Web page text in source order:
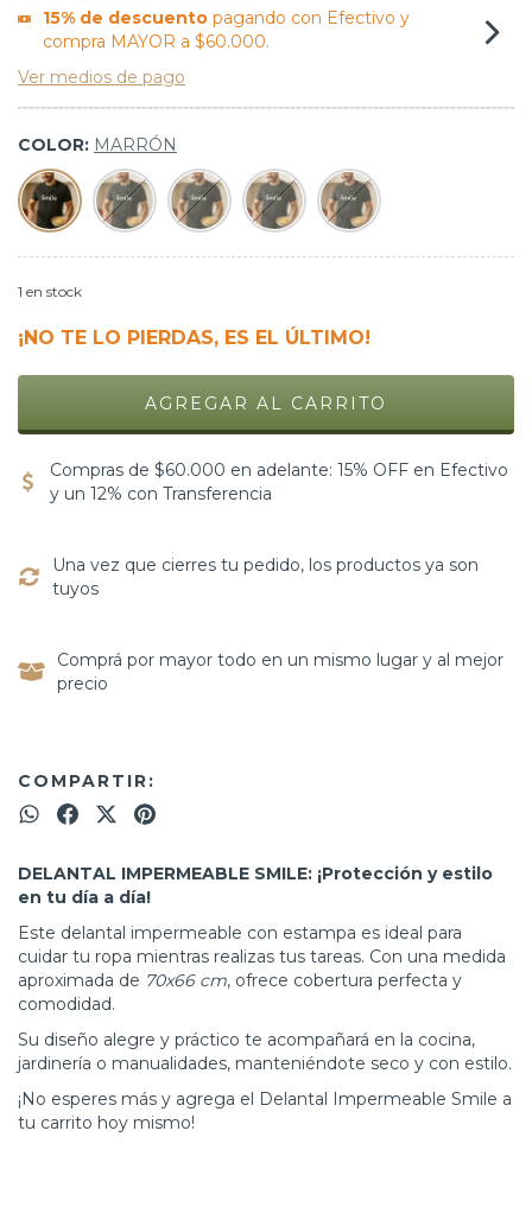
15% de descuentopagando con Efectivo y
compra MAYOR a $60.000.
Ver medios de pago
COLOR: MARRÓN
1 en stock
¡NO TE LO PIERDAS, ES EL ÚLTIMO!
Compras de $60.000 en adelante: 15% OFF en Efectivo
y un 12% con Transferencia
Una vez que cierres tu pedido, los productos ya son
tuyos
Comprá por mayor todo en un mismo lugar y al mejor
precio
COMPARTIR:
DELANTAL IMPERMEABLE SMILE: ¡Protección y estilo
en tu día a día!
Este delantal impermeable con estampa es ideal para
cuidar tu ropa mientras realizas tus tareas. Con una medida
aproximada de 70x66 cm, ofrece cobertura perfecta y
comodidad.
Su diseño alegre y práctico te acompañará en la cocina,
jardinería o manualidades, manteniéndote seco y con estilo.
¡No esperes más y agrega el Delantal Impermeable Smile a
tu carrito hoy mismo!